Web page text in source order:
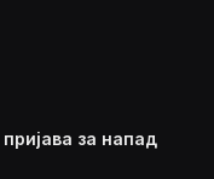
за напад